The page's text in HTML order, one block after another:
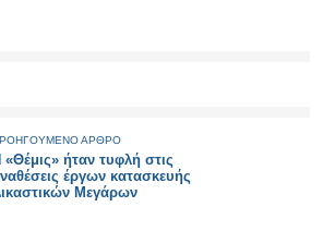
ΑΡΘΡΟ
«Θέμις» ήταν τυφλή στις
έργων κατασκευής
Μεγάρων